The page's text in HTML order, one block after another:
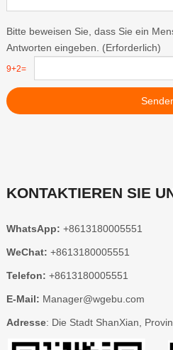
Bitte beweisen Sie, dass Sie ein
Antworten eingeben. (Erforderlich)
9+2=
KONTAKTIEREN SIE
WhatsApp: +8613180005551
WeChat: +8613180005551
Telefon: +8613180005551
E-Mail: Manager@wgebu.com
Adresse: Die Stadt ShanXian,